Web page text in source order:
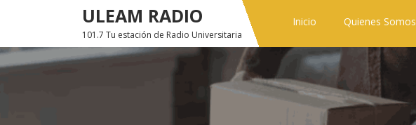
ULEAM RADIO
101.7 Tu estación de Radio Universitaria
Inicio Quienes Somos